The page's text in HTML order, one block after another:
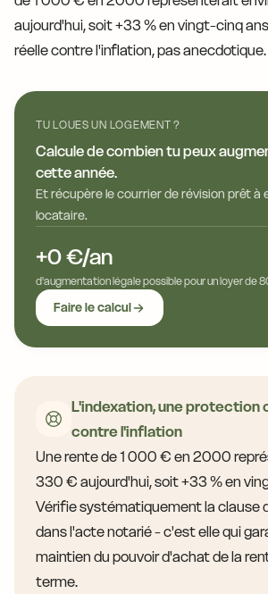
aujourd'hui, soit +33 % en vingt-cinq
réelle contre l'inflation, pas anecdotique.
TU LOUES UN LOGEMENT ?
Calcule de combien tu peux
cette année.
Et récupère le courrier de révision prêt à
locataire.
+0 €/an
d'augmentation légale possible pour un loyer de
Faire le calcul
L'indexation, une protection
contre l'inflation
Une rente de 1 000 € en 2000
330 € aujourd'hui, soit +33 % en
Vérifie systématiquement la clause
dans l'acte notarié - c'est elle qui
maintien du pouvoir d'achat de la
terme.